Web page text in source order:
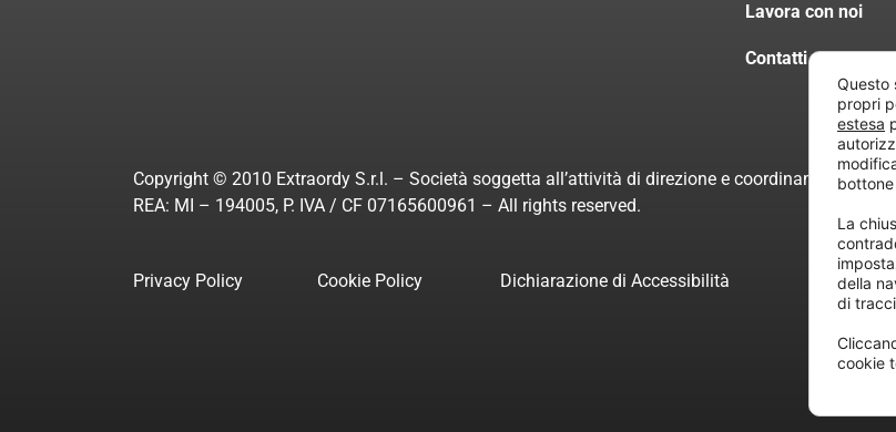
Lavora con noi
Contatti
Copyright © 2010 Extraordy S.r.l. – Società soggetta all’attività di direzione e coordinamento di
REA: MI – 194005, P. IVA / CF 07165600961 – All rights reserved.
Privacy Policy Cookie Policy Dichiarazione di Accessibilità
Questo
propri
estesa
La
della
di
cookie